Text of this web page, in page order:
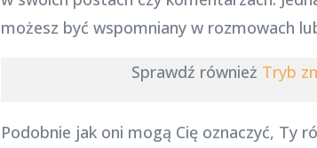
możesz być wspomniany w rozmowach
Sprawdź również Tryb
Podobnie jak oni mogą Cię oznaczyć, Ty